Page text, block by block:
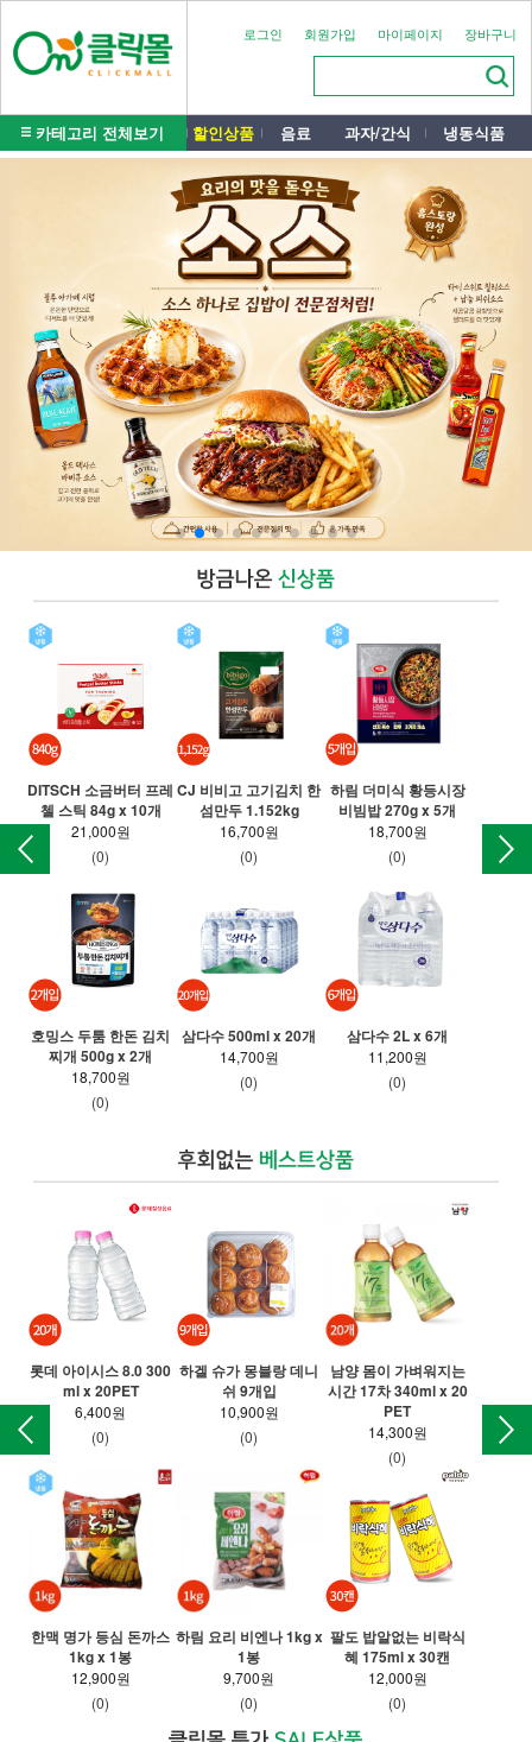
로그인 회원가입 마이페이지 장바구니
카테고리 전체보기 할인상품 음료 과자/간식 냉동식품
DITSCH 소금버터 프레
첼 스틱 84g x 10개
21,000원
(0)
CJ 비비고 고기김치 한
섬만두 1.152kg
16,700원
(0)
하림 더미식 황등시장
비빔밥 270g x 5개
18,700원
(0)
호밍스 두툼 한돈 김치
찌개 500g x 2개
18,700원
(0)
삼다수 500ml x 20개
14,700원
(0)
삼다수 2L x 6개
11,200원
(0)
롯데 아이시스 8.0 300
ml x 20PET
6,400원
(0)
하겔 슈가 몽블랑 데니
쉬 9개입
10,900원
(0)
남양 몸이 가벼워지는
시간 17차 340ml x 20
PET
14,300원
(0)
한맥 명가 등심 돈까스
1kg x 1봉
12,900원
(0)
하림 요리 비엔나 1kg x
1봉
9,700원
(0)
팔도 밥알없는 비락식
혜 175ml x 30캔
12,000원
(0)